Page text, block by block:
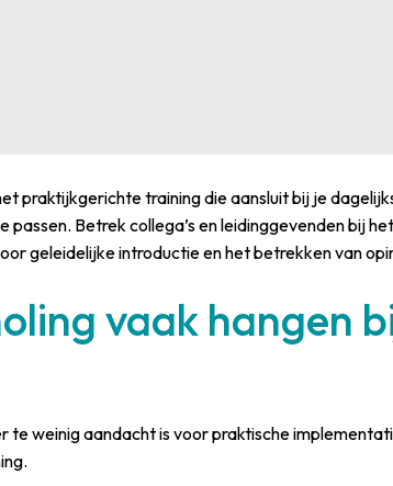
praktijkgerichte training die aansluit bij je
Betrek collega’s en leidinggevenden bij
geleidelijke introductie en het betrekken van
vaak hangen
weinig aandacht is voor praktische